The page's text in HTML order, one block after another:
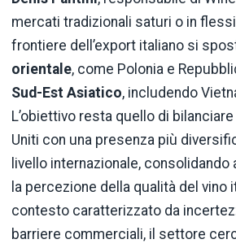
mercati tradizionali saturi o in
frontiere dell’export italiano si
orientale, come Polonia e
Sud-Est Asiatico, includendo
L’obiettivo resta quello di
Uniti con una presenza più
livello internazionale,
la percezione della qualità del vino
contesto caratterizzato da
barriere commerciali, il settore